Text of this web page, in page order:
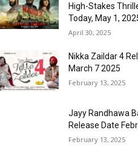
High-Stakes
Today, May 1,
April 30, 2025
Nikka Zaildar 4
March 7 2025
February 13, 2025
Jayy Randhawa
Release Date
February 13, 2025